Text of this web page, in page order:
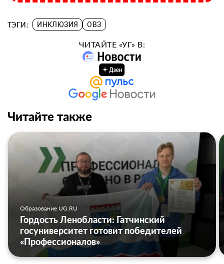
ТЭГИ: ИНКЛЮЗИЯ ОВЗ
ЧИТАЙТЕ «УГ» В:
Читайте также
Образование UG.RU
Гордость Ленобласти: Гатчинский
госуниверситет готовит победителей
«Профессионалов»